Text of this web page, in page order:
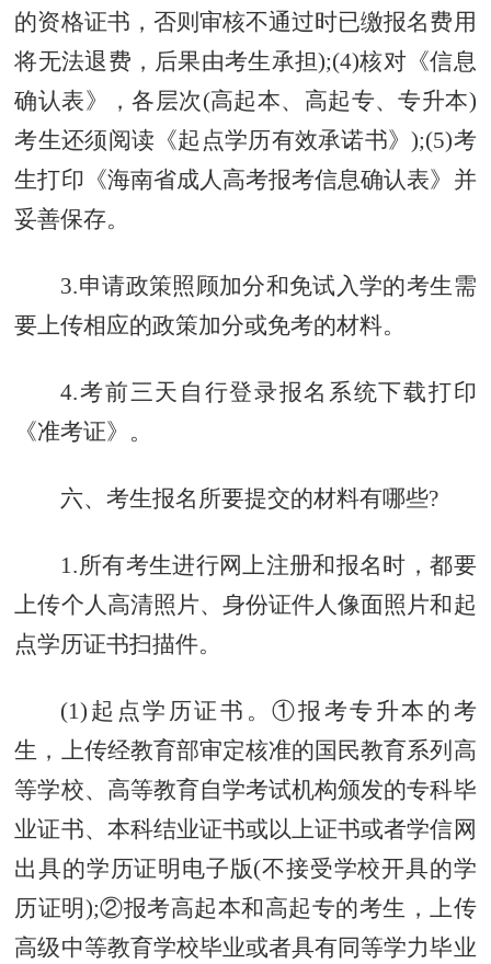
的资格证书，否则审核不通过时已缴报名费用
将无法退费，后果由考生承担);(4)核对《信息
确认表》，各层次(高起本、高起专、专升本)
考生还须阅读《起点学历有效承诺书》);(5)考
生打印《海南省成人高考报考信息确认表》并
妥善保存。
3.申请政策照顾加分和免试入学的考生需
要上传相应的政策加分或免考的材料。
4.考前三天自行登录报名系统下载打印
《准考证》。
六、考生报名所要提交的材料有哪些?
1.所有考生进行网上注册和报名时，都要
上传个人高清照片、身份证件人像面照片和起
点学历证书扫描件。
(1)起点学历证书。①报考专升本 的考
生，上传经教育部审定核准的国民教育系列高
等学校、高等教育自学考试机构颁发的专科毕
业证书、本科结业证书或以上证书或者学信网
出具的学历证明电子版(不接受学校开具的学
历证明);②报考高起本和高起专的考生，上传
高级中等教育学校毕业或者具有同等学力毕业